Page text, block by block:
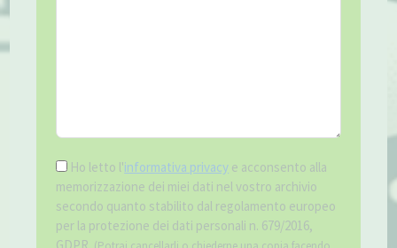
Ho letto l'informativa privacy e acconsento alla
memorizzazione dei miei dati nel vostro archivio
secondo quanto stabilito dal regolamento europeo
per la protezione dei dati personali n. 679/2016,
GDPR.